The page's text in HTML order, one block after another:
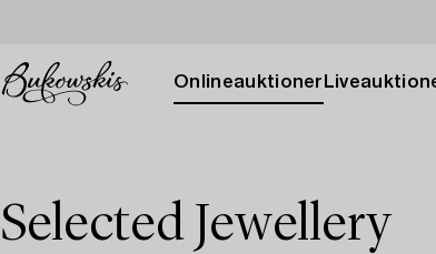
Onlineauktioner
Selected Jewellery